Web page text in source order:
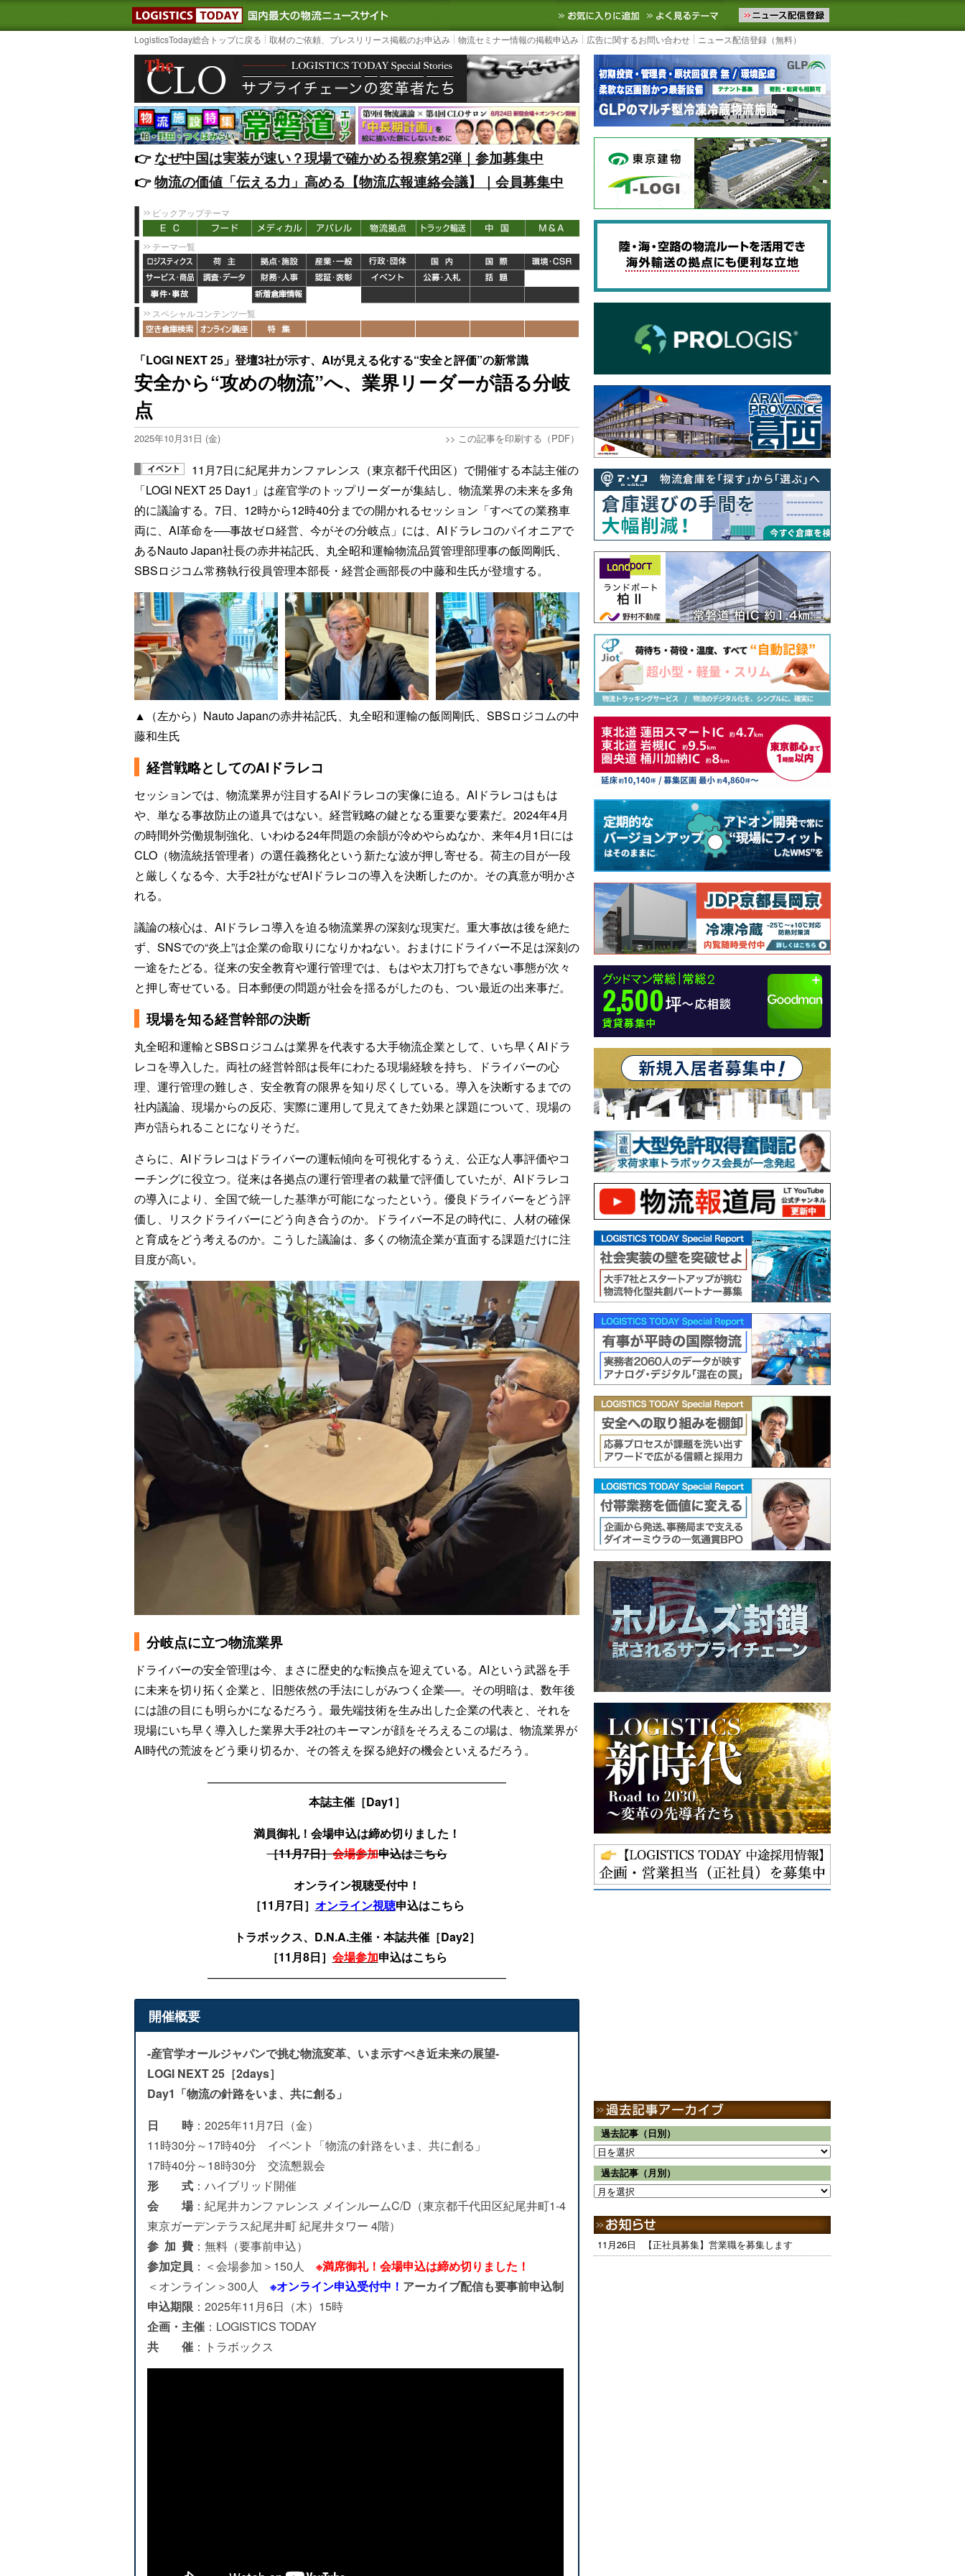
LOGISTICS TODAY｜国内最大の物流ニュースサイト3PL, SCMなど国内外の最新の物流ニュースをお届けします。物流ニュースメール配信を登録す
お気に入りに追加 よく見るテーマ
LogisticsToday総合トップに戻る 取材のご依頼、プレスリリース掲載のお申込み 物流セミナー情報の掲載申込み 広告に関するお問い合わせ ニュース配信登録（無料）
👉️なぜ中国は実装が速い？現場で確かめる視察第2弾｜参加募集中
👉️物流の価値「伝える力」高める【物流広報連絡会議】｜会員募集中
ピックアップテーマ
テーマ一覧
スペシャルコンテンツ一覧
「LOGI NEXT 25」登壇3社が示す、AIが見える化する“安全と評価”の新常識
安全から“攻めの物流”へ、業界リーダーが語る分岐
点
2025年10月31日 (金) >> この記事を印刷する（PDF）
11月7日に紀尾井カンファレンス（東京都千代田区）で開催する本誌主催の
「LOGI NEXT 25 Day1」は産官学のトップリーダーが集結し、物流業界の未来を多角
的に議論する。7日、12時から12時40分までの開かれるセッション「すべての業務車
両に、AI革命を──事故ゼロ経営、今がその分岐点」には、AIドラレコのパイオニアで
あるNauto Japan社長の赤井祐記氏、丸全昭和運輸物流品質管理部理事の飯岡剛氏、
SBSロジコム常務執行役員管理本部長・経営企画部長の中藤和生氏が登壇する。
▲（左から）Nauto Japanの赤井祐記氏、丸全昭和運輸の飯岡剛氏、SBSロジコムの中
藤和生氏
経営戦略としてのAIドラレコ
セッションでは、物流業界が注目するAIドラレコの実像に迫る。AIドラレコはもは
や、単なる事故防止の道具ではない。経営戦略の鍵となる重要な要素だ。2024年4月
の時間外労働規制強化、いわゆる24年問題の余韻が冷めやらぬなか、来年4月1日には
CLO（物流統括管理者）の選任義務化という新たな波が押し寄せる。荷主の目が一段
と厳しくなる今、大手2社がなぜAIドラレコの導入を決断したのか。その真意が明かさ
れる。
議論の核心は、AIドラレコ導入を迫る物流業界の深刻な現実だ。重大事故は後を絶た
ず、SNSでの“炎上”は企業の命取りになりかねない。おまけにドライバー不足は深刻の
一途をたどる。従来の安全教育や運行管理では、もはや太刀打ちできない事態が次々
と押し寄せている。日本郵便の問題が社会を揺るがしたのも、つい最近の出来事だ。
現場を知る経営幹部の決断
丸全昭和運輸とSBSロジコムは業界を代表する大手物流企業として、いち早くAIドラ
レコを導入した。両社の経営幹部は長年にわたる現場経験を持ち、ドライバーの心
理、運行管理の難しさ、安全教育の限界を知り尽くしている。導入を決断するまでの
社内議論、現場からの反応、実際に運用して見えてきた効果と課題について、現場の
声が語られることになりそうだ。
さらに、AIドラレコはドライバーの運転傾向を可視化するうえ、公正な人事評価やコ
ーチングに役立つ。従来は各拠点の運行管理者の裁量で評価していたが、AIドラレコ
の導入により、全国で統一した基準が可能になったという。優良ドライバーをどう評
価し、リスクドライバーにどう向き合うのか。ドライバー不足の時代に、人材の確保
と育成をどう考えるのか。こうした議論は、多くの物流企業が直面する課題だけに注
目度が高い。
分岐点に立つ物流業界
ドライバーの安全管理は今、まさに歴史的な転換点を迎えている。AIという武器を手
に未来を切り拓く企業と、旧態依然の手法にしがみつく企業──。その明暗は、数年後
には誰の目にも明らかになるだろう。最先端技術を生み出した企業の代表と、それを
現場にいち早く導入した業界大手2社のキーマンが顔をそろえるこの場は、物流業界が
AI時代の荒波をどう乗り切るか、その答えを探る絶好の機会といえるだろう。
——————————————————————————
本誌主催［Day1］
満員御礼！会場申込は締め切りました！
［11月7日］会場参加申込はこちら
オンライン視聴受付中！
［11月7日］ オンライン視聴申込はこちら
トラボックス、D.N.A.主催・本誌共催［Day2］
［11月8日］ 会場参加申込はこちら
——————————————————————————
開催概要
-産官学オールジャパンで挑む物流変革、いま示すべき近未来の展望-
LOGI NEXT 25［2days］
Day1「物流の針路をいま、共に創る」
日 時：2025年11月7日（金）
11時30分～17時40分 イベント「物流の針路をいま、共に創る」
17時40分～18時30分 交流懇親会
形 式 ：ハイブリッド開催
会 場：紀尾井カンファレンス メインルームC/D（東京都千代⽥区紀尾井町1-4
東京ガーデンテラス紀尾井町 紀尾井タワー 4階）
参 加 費 ：無料（要事前申込）
参加定員 ： ＜会場参加＞150人 ※満席御礼！会場申込は締め切りました！
＜オンライン＞300人 ※オンライン申込受付中！ アーカイブ配信も要事前申込制
申込期限 ：2025年11月6日（木）15時
企画・主催 ：LOGISTICS TODAY
共 催 ：トラボックス
過去記事（日別）
過去記事（月別）
11月26日 【正社員募集】営業職を募集します